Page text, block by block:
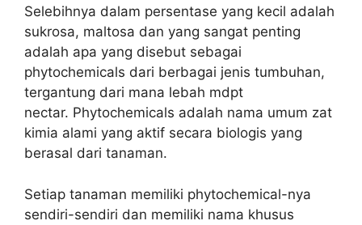
Selebihnya dalam persentase yang kecil adalah
sukrosa, maltosa dan yang sangat penting
adalah apa yang disebut sebagai
phytochemicals dari berbagai jenis tumbuhan,
tergantung dari mana lebah mdpt
nectar. Phytochemicals adalah nama umum zat
kimia alami yang aktif secara biologis yang
berasal dari tanaman.
Setiap tanaman memiliki phytochemical-nya
sendiri-sendiri dan memiliki nama khusus